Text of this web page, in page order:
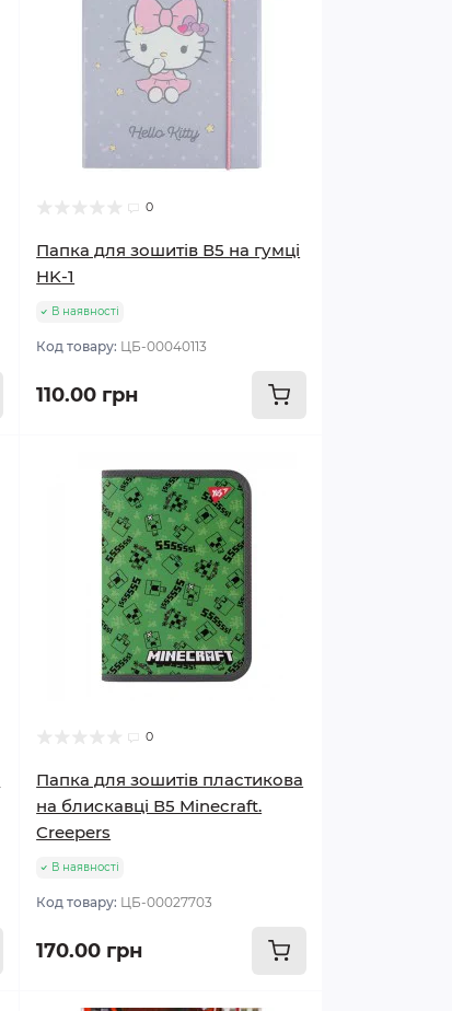
0
Папка для зошитів В5 на гумці
HK-1
В наявності
Код товару: ЦБ-00040113
110.00 грн
0
Папка для зошитів пластикова
на блискавці В5 Minecraft.
Creepers
В наявності
Код товару: ЦБ-00027703
170.00 грн